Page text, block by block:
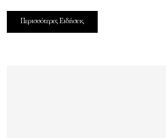
Περισσότερες Ειδήσεις